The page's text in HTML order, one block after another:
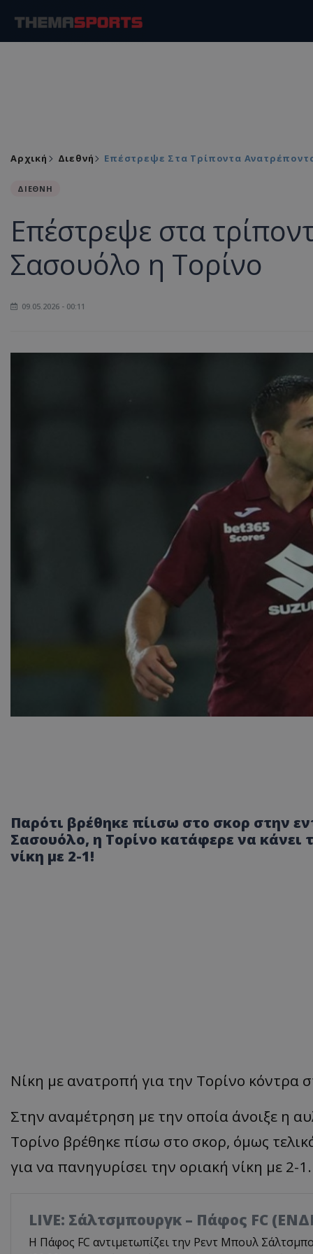
Αρχική Διεθνή Επέστρεψε Στα Τρίποντα
ΔΙΕΘΝΗ
Επέστρεψε στα
Σασουόλο η Τορίνο
09.05.2026 - 00:11
Παρότι βρέθηκε πίισω στο σκορ στην
Σασουόλο, η Τορίνο κατάφερε να κάνει
νίκη με 2-1!
Νίκη με ανατροπή για την Τορίνο κόντρα
Στην αναμέτρηση με την οποία άνοιξε η α
Τορίνο βρέθηκε πίσω στο σκορ, όμως
για να πανηγυρίσει την οριακή νίκη με 2-1.
LIVE: Σάλτσμπουργκ – Πάφος FC
Η Πάφος FC αντιμετωπίζει την Ρεντ Μπουλ